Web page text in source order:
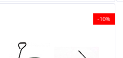
-10%